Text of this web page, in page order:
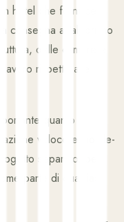
hotel che fornisce
consegna all'algoritmo
delle camere e
rispetto alle
quanto
veloce e mobile-
separato, per
parte di qualsiasi